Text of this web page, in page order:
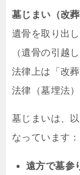
墓じまい（改葬
遺骨を取り出
（遺骨の引越し
法律上は「改
法律（墓埋法
墓じまいは、
なっています：
遠方で墓参